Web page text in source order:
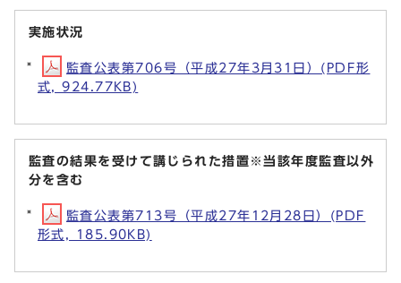
実施状況
監査公表第706号（平成27年3月31日）(PDF形
式, 924.77KB)
監査の結果を受けて講じられた措置※当該年度監査以外
分を含む
監査公表第713号（平成27年12月28日）(PDF
形式, 185.90KB)